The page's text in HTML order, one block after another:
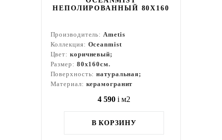
НЕПОЛИРОВАННЫЙ 80X160
Производитель:Ametis
Коллекция: Oceanmist
Цвет: коричневый;
Размер: 80x160см.
Поверхность:натуральная;
Материал: керамогранит
4 590 i м2
В КОРЗИНУ